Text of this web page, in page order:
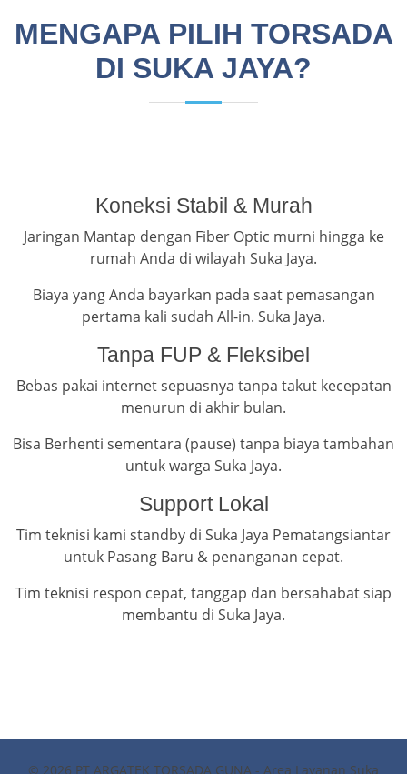
MENGAPA PILIH TORSADA
DI SUKA JAYA?
Koneksi Stabil & Murah
Jaringan Mantap dengan Fiber Optic murni hingga ke
rumah Anda di wilayah Suka Jaya.
Biaya yang Anda bayarkan pada saat pemasangan
pertama kali sudah All-in. Suka Jaya.
Tanpa FUP & Fleksibel
Bebas pakai internet sepuasnya tanpa takut kecepatan
menurun di akhir bulan.
Bisa Berhenti sementara (pause) tanpa biaya tambahan
untuk warga Suka Jaya.
Support Lokal
Tim teknisi kami standby di Suka Jaya Pematangsiantar
untuk Pasang Baru & penanganan cepat.
Tim teknisi respon cepat, tanggap dan bersahabat siap
membantu di Suka Jaya.
© 2026 PT ARGATEK TORSADA GUNA - Area Layanan Suka